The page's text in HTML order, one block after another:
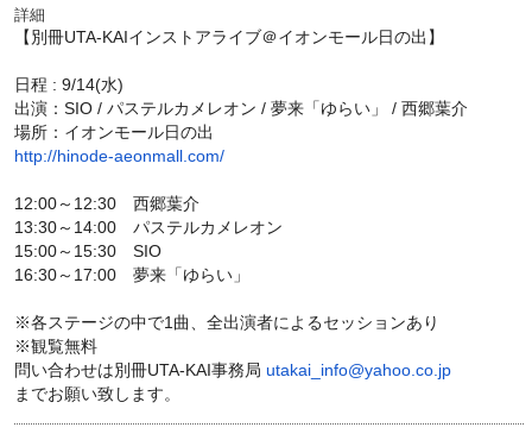
詳細
【別冊UTA-KAIインストアライブ＠イオンモール日の出】
日程 : 9/14(水)
出演：SIO / パステルカメレオン / 夢来「ゆらい」 / 西郷葉介
場所：イオンモール日の出
http://hinode-aeonmall.com/
12:00～12:30 西郷葉介
13:30～14:00 パステルカメレオン
15:00～15:30 SIO
16:30～17:00 夢来「ゆらい」
※各ステージの中で1曲、全出演者によるセッションあり
※観覧無料
問い合わせは別冊UTA-KAI事務局 utakai_info@yahoo.co.jp
までお願い致します。